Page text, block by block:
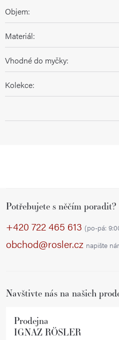
Objem:
Materiál:
Vhodné do myčky:
Kolekce:
Potřebujete s něčím poradit?
+420 722 465 613 (po-pá:
obchod@rosler.cz napište
Navštivte nás na našich
Prodejna
IGNAZ RÖSLER